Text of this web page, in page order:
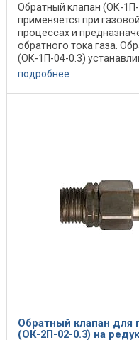
Обратный клапан (ОК-
применяется при
процессах и
обратного тока газа.
(ОК-1П-04-0.3)
подробнее
Обратный клапан для
(ОК-2П-02-0.3) на